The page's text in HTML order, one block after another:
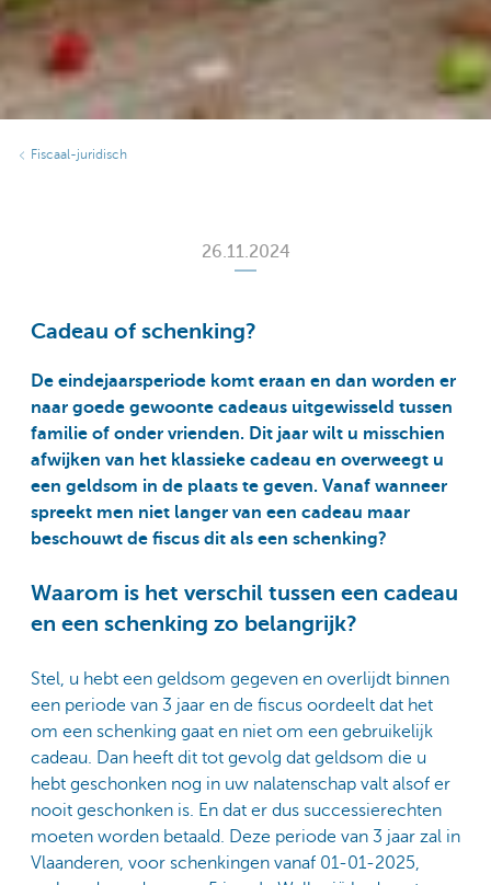
Fiscaal-juridisch
26.11.2024
Cadeau of schenking?
De eindejaarsperiode komt eraan en dan worden er
naar goede gewoonte cadeaus uitgewisseld tussen
familie of onder vrienden. Dit jaar wilt u misschien
afwijken van het klassieke cadeau en overweegt u
een geldsom in de plaats te geven. Vanaf wanneer
spreekt men niet langer van een cadeau maar
beschouwt de fiscus dit als een schenking?
Waarom is het verschil tussen een cadeau
en een schenking zo belangrijk?
Stel, u hebt een geldsom gegeven en overlijdt binnen
een periode van 3 jaar en de fiscus oordeelt dat het
om een schenking gaat en niet om een gebruikelijk
cadeau. Dan heeft dit tot gevolg dat geldsom die u
hebt geschonken nog in uw nalatenschap valt alsof er
nooit geschonken is. En dat er dus successierechten
moeten worden betaald. Deze periode van 3 jaar zal in
Vlaanderen, voor schenkingen vanaf 01-01-2025,